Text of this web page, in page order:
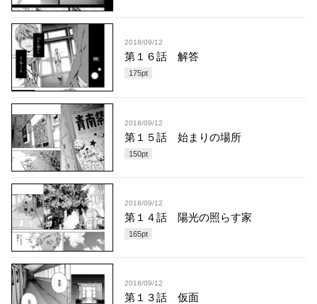
2018/09/12
第１６話 解答
175pt
2018/09/12
第１５話 始まりの場所
150pt
2018/09/12
第１４話 陽光の照らす家
165pt
2018/09/12
第１３話 仮面